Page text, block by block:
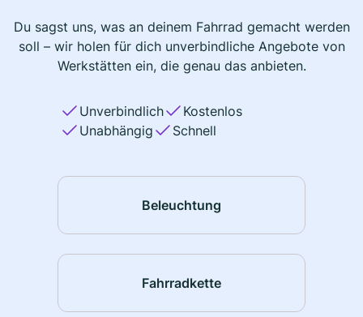
Du sagst uns, was an deinem Fahrrad gemacht werden
soll – wir holen für dich unverbindliche Angebote von
Werkstätten ein, die genau das anbieten.
Unverbindlich
Kostenlos
Unabhängig
Schnell
Beleuchtung
Fahrradkette